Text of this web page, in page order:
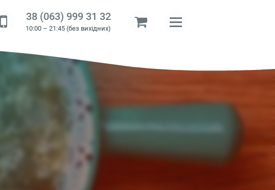
38 (063) 999 31 32
10:00 – 21:45 (без вихідних)